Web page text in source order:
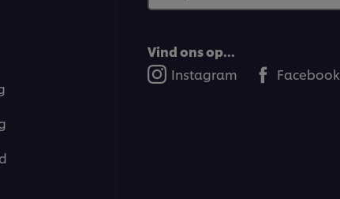
Vind ons op...
Instagram
Facebook